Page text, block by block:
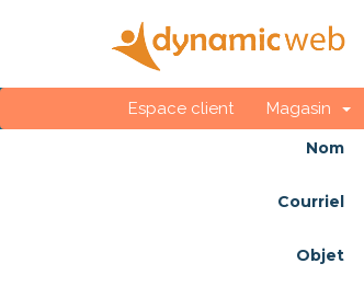
Espace client Magasin
Nom
Courriel
Objet